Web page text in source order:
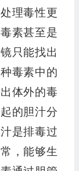
理毒性更
素甚至是
只能找出
毒素中的
体外的毒
的胆汁分
是排毒过
，能够生